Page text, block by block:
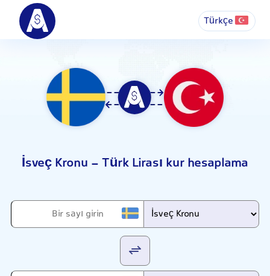
Türkçe
İsveç Kronu - Türk Lirası kur hesaplama